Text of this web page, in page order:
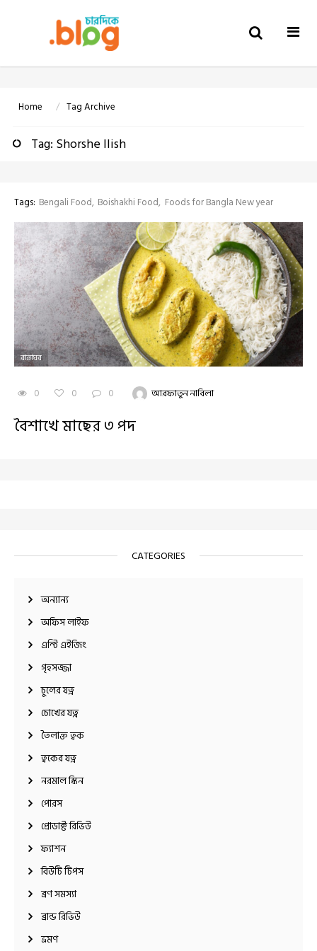
CATEGORIES
অন্যান্য
অফিস লাইফ
এন্টি এইজিং
গৃহসজ্জা
চুলের যত্ন
চোখের যত্ন
তৈলাক্ত ত্বক
ত্বকের যত্ন
নরমাল স্কিন
পোরস
প্রোডাক্ট রিভিউ
ফ্যাশন
বিউটি টিপস
ব্রণ সমস্যা
ব্রান্ড রিভিউ
ভ্রমণ
Home Tag Archive
Tag: Shorshe Ilish
Tags: Bengali Food Boishakhi Food Foods for Bangla New year
রান্নাঘর
0 0 0 আরফাতুন নাবিলা
বৈশাখে মাছের ৩ পদ